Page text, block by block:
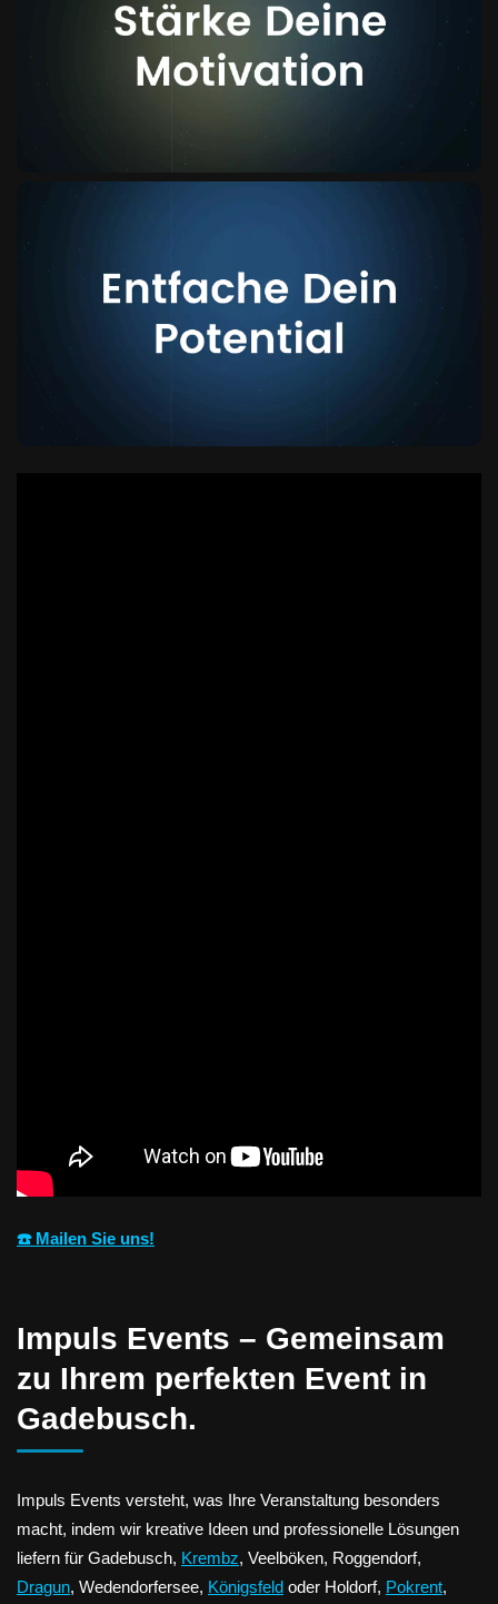
☎️ Mailen Sie uns!
Impuls Events – Gemeinsam
zu Ihrem perfekten Event in
Gadebusch.
Impuls Events versteht, was Ihre Veranstaltung besonders
macht, indem wir kreative Ideen und professionelle Lösungen
liefern für Gadebusch, Krembz, Veelböken, Roggendorf,
Dragun, Wedendorfersee, Königsfeld oder Holdorf, Pokrent,